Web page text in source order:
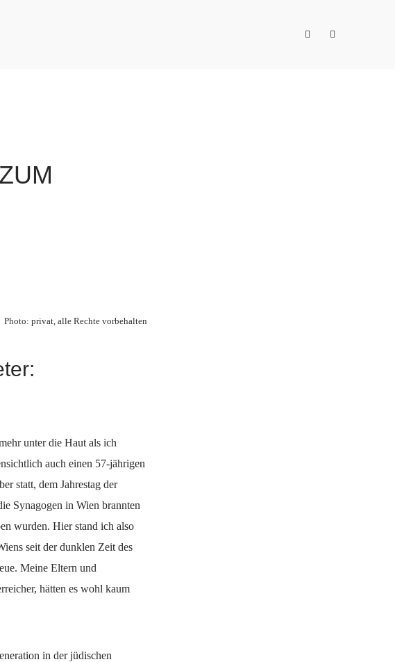
Photo: privat, alle Rechte vorbehalten
unter die Haut als ich
auch einen 57-jährigen
statt, dem Jahrestag der
Synagogen in Wien brannten
wurden. Hier stand ich also
seit der dunklen Zeit des
Meine Eltern und
hätten es wohl kaum
in der jüdischen